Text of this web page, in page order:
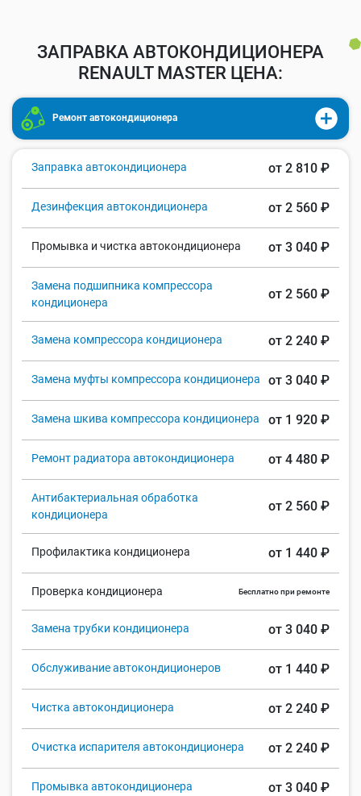
ЗАПРАВКА АВТОКОНДИЦИОНЕРА
RENAULT MASTER ЦЕНА:
Ремонт автокондиционера
Заправка автокондиционера от 2 810 ₽
Дезинфекция автокондиционера от 2 560 ₽
Промывка и чистка автокондиционера от 3 040 ₽
Замена подшипника компрессора
кондиционера
от 2 560 ₽
Замена компрессора кондиционера от 2 240 ₽
Замена муфты компрессора кондиционера от 3 040 ₽
Замена шкива компрессора кондиционера от 1 920 ₽
Ремонт радиатора автокондиционера от 4 480 ₽
Антибактериальная обработка
кондиционера
от 2 560 ₽
Профилактика кондиционера от 1 440 ₽
Проверка кондиционера Бесплатно при ремонте
Замена трубки кондиционера от 3 040 ₽
Обслуживание автокондиционеров от 1 440 ₽
Чистка автокондиционера от 2 240 ₽
Очистка испарителя автокондиционера от 2 240 ₽
Промывка автокондиционера от 3 040 ₽